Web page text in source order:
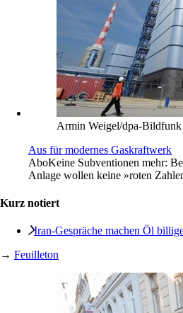
Armin Weigel/dpa-Bildfunk
Aus für modernes Gaskraftwerk
AboKeine Subventionen mehr:
Anlage wollen keine »roten
Kurz notiert
Iran-Gespräche machen Öl
→ Feuilleton